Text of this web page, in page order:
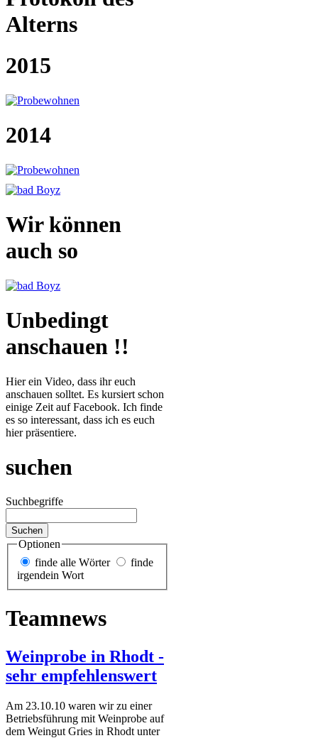
Alterns
2015
2014
Wir können
auch so
Unbedingt
anschauen !!
Hier ein Video, dass ihr euch
anschauen solltet. Es kursiert schon
einige Zeit auf Facebook. Ich finde
es so interessant, dass ich es euch
hier präsentiere.
suchen
Suchbegriffe
Optionen
finde alle Wörter
finde
irgendein Wort
Teamnews
Weinprobe in Rhodt -
sehr empfehlenswert
Am 23.10.10 waren wir zu einer
Betriebsführung mit Weinprobe auf
dem Weingut Gries in Rhodt unter